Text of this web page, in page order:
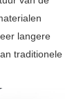
langere
traditionele